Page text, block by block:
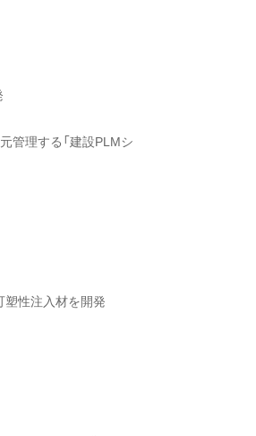
管理する「建設PLMシ
塑性注入材を開発